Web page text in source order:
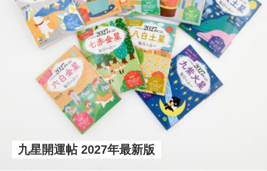
九星開運帖 2027年最新版